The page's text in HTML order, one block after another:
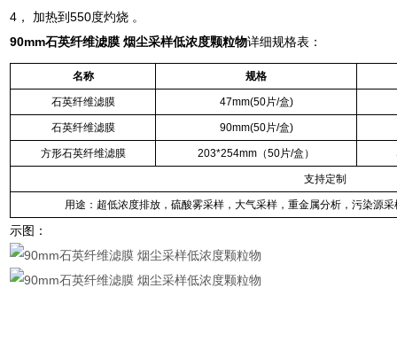
4， 加热到550度灼烧 。
90mm石英纤维滤膜 烟尘采样低浓度颗粒物详细规格表：
名称 规格
石英纤维滤膜 47mm(50片/盒)
石英纤维滤膜 90mm(50片/盒)
方形石英纤维滤膜 203*254mm（50片/盒）
支持定制
用途：超低浓度排放，硫酸雾采样，大气采样，重金属分析，污染源
示图：